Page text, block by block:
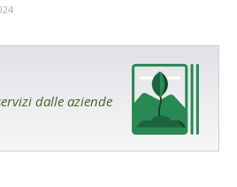
dalle aziende